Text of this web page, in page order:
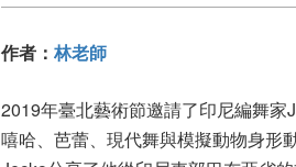
作者： 林老師
2019年臺北藝術節邀請了印尼編舞家
嘻哈、芭蕾、現代舞與模擬動物身形